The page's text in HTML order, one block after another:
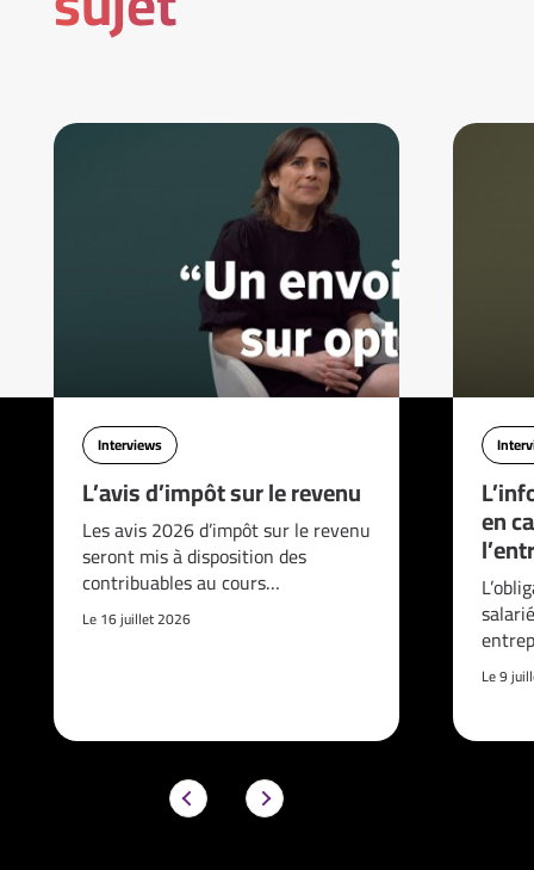
Interviews
L’avis d’impôt sur le revenu
Les avis 2026 d’impôt sur le revenu
seront mis à disposition des
contribuables au cours…
Le 16 juillet 2026
en
Le 9